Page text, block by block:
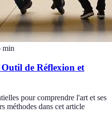
min
de Réflexion et
pour comprendre l'art et ses
méthodes dans cet article